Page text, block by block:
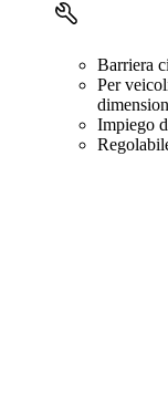
Barriera
Per
Impiego